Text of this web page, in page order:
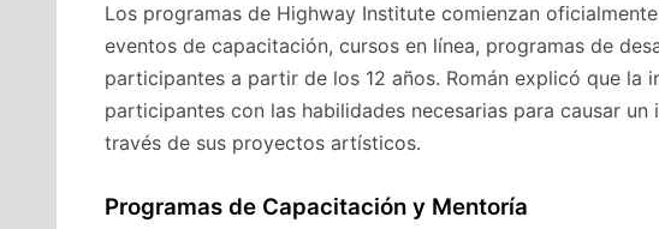
Los programas de Highway Institute comienzan
eventos de capacitación, cursos en línea, programas de
participantes a partir de los 12 años. Román explicó que la
participantes con las habilidades necesarias para causar
través de sus proyectos artísticos.
Programas de Capacitación y Mentoría